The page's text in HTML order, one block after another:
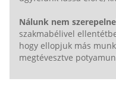
Nálunk nem
szakmabélivel
hogy ellopjuk más
megtévesztve